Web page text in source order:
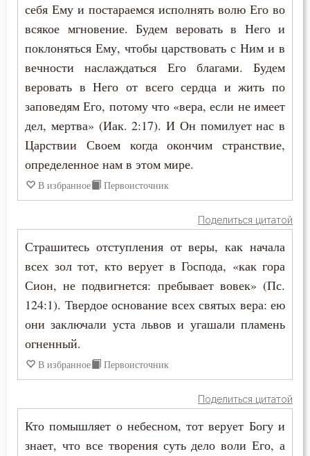
Ближний
Блуд
Богатство
Богоугождение
Борьба
Вера
Вечные муки
Власть
Воля
Варсонофий Оптинский (Плиханков)
Василий Великий
Григорий Богослов
Григорий Великий (Двоеслов)
Григорий Палама
Григорий Синаит
Ерм
Ефрем Сирин
Игнатий Брянчанинов
Иероним Стридонский
Иоанн Златоуст
себя Ему и постараемся исполнять волю Его во
всякое мгновение. Будем веровать в Него и
поклоняться Ему, чтобы царствовать с Ним и в
вечности наслаждаться Его благами. Будем
веровать в Него от всего сердца и жить по
заповедям Его, потому что «вера, если не имеет
дел, мертва» (Иак. 2:17). И Он помилует нас в
Царствии Своем когда окончим странствие,
определенное нам в этом мире.
В избранное Первоисточник
Поделиться цитатой
Страшитесь отступления от веры, как начала
всех зол тот, кто верует в Господа, «как гора
Сион, не подвигнется: пребывает вовек» (Пс.
124:1). Твердое основание всех святых вера: ею
они заключали уста львов и угашали пламень
огненный.
В избранное Первоисточник
Поделиться цитатой
Кто помышляет о небесном, тот верует Богу и
знает, что все творения суть дело воли Его, а